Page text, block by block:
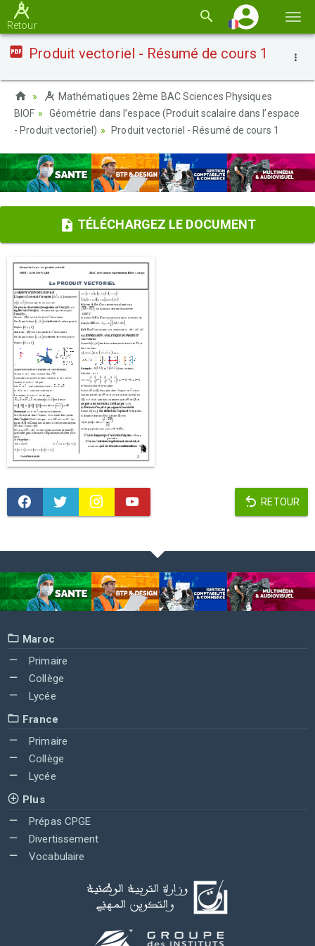
la
Retour
Produit vectoriel - Résumé de cours 1
Mathématiques 2ème BAC Sciences Physiques
BIOF
Géométrie dans l’espace (Produit scalaire dans l’espace
- Produit vectoriel)
Produit vectoriel - Résumé de cours 1
TÉLÉCHARGEZ LE DOCUMENT
RETOUR
Maroc
Primaire
Collège
Lycée
France
Primaire
Collège
Lycée
Plus
Prépas CPGE
Divertissement
Vocabulaire